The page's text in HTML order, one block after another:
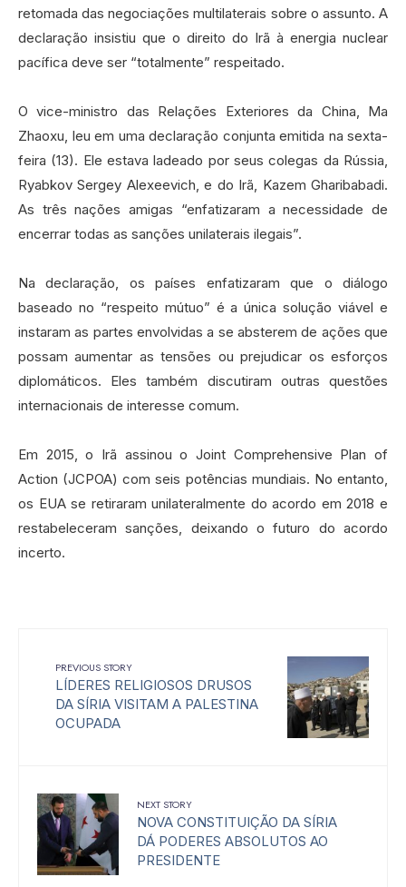
retomada das negociações multilaterais sobre o assunto. A
declaração insistiu que o direito do Irã à energia nuclear
pacífica deve ser “totalmente” respeitado.
O vice-ministro das Relações Exteriores da China, Ma
Zhaoxu, leu em uma declaração conjunta emitida na sexta-
feira (13). Ele estava ladeado por seus colegas da Rússia,
Ryabkov Sergey Alexeevich, e do Irã, Kazem Gharibabadi.
As três nações amigas “enfatizaram a necessidade de
encerrar todas as sanções unilaterais ilegais”.
Na declaração, os países enfatizaram que o diálogo
baseado no “respeito mútuo” é a única solução viável e
instaram as partes envolvidas a se absterem de ações que
possam aumentar as tensões ou prejudicar os esforços
diplomáticos. Eles também discutiram outras questões
internacionais de interesse comum.
Em 2015, o Irã assinou o Joint Comprehensive Plan of
Action (JCPOA) com seis potências mundiais. No entanto,
os EUA se retiraram unilateralmente do acordo em 2018 e
restabeleceram sanções, deixando o futuro do acordo
incerto.
PREVIOUS STORY
LÍDERES RELIGIOSOS DRUSOS
DA SÍRIA VISITAM A PALESTINA
OCUPADA
NEXT STORY
NOVA CONSTITUIÇÃO DA SÍRIA
DÁ PODERES ABSOLUTOS AO
PRESIDENTE